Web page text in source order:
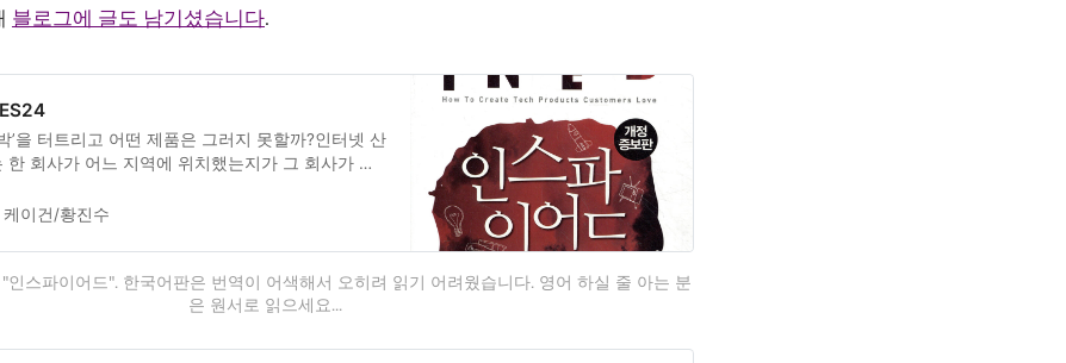
블로그에 글도 남기셨습니다.
’을 터트리고 어떤 제품은 그러지 못할까?인터넷 산
한 회사가 어느 지역에 위치했는지가 그 회사가 일
품팀을 세계 각지에서 만나 볼...
케이건/황진수
인스파이어드". 한국어판은 번역이 어색해서 오히려 읽기 어려웠습니다. 영어 하실 줄 아는 분
은 원서로 읽으세요...